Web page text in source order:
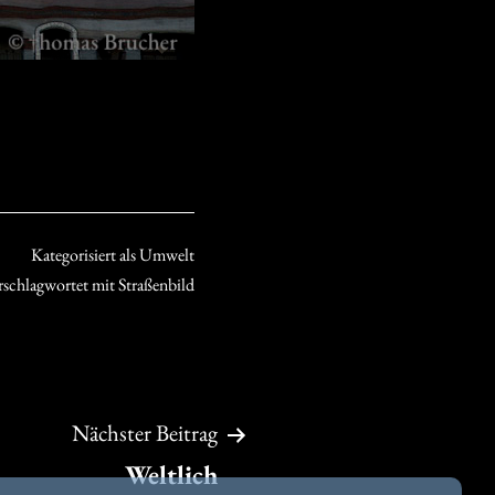
Kategorisiert alsUmwelt
mitStraßenbild
Nächster Beitrag
Weltlich